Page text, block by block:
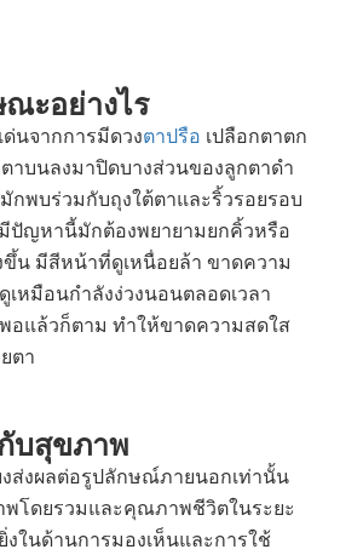
ะอย่างไร
นจากการมีดวงตาปรือ เปลือกตาตก
าบนลงมาปิดบางส่วนของลูกตาดำ
กพบร่วมกับถุงใต้ตาและริ้วรอยรอบ
ปัญหานี้มักต้องพยายามยกคิ้วหรือ
ขึ้น มีสีหน้าที่ดูเหนื่อยล้า ขาดความ
เหมือนกำลังง่วงนอนตลอดเวลา
อแล้วก็ตาม ทำให้ขาดความสดใส
ตา
บสุขภาพ
ส่งผลต่อรูปลักษณ์ภายนอกเท่านั้น
โดยรวมและคุณภาพชีวิตในระยะ
งในด้านการมองเห็นและการใช้